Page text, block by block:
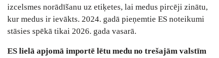
izcelsmes norādīšanu uz etiķetes, lai medus pircēji zinātu,
kur medus ir ievākts. 2024. gadā pieņemtie ES noteikumi
stāsies spēkā tikai 2026. gada vasarā.
ES lielā apjomā importē lētu medu no trešajām valstīm